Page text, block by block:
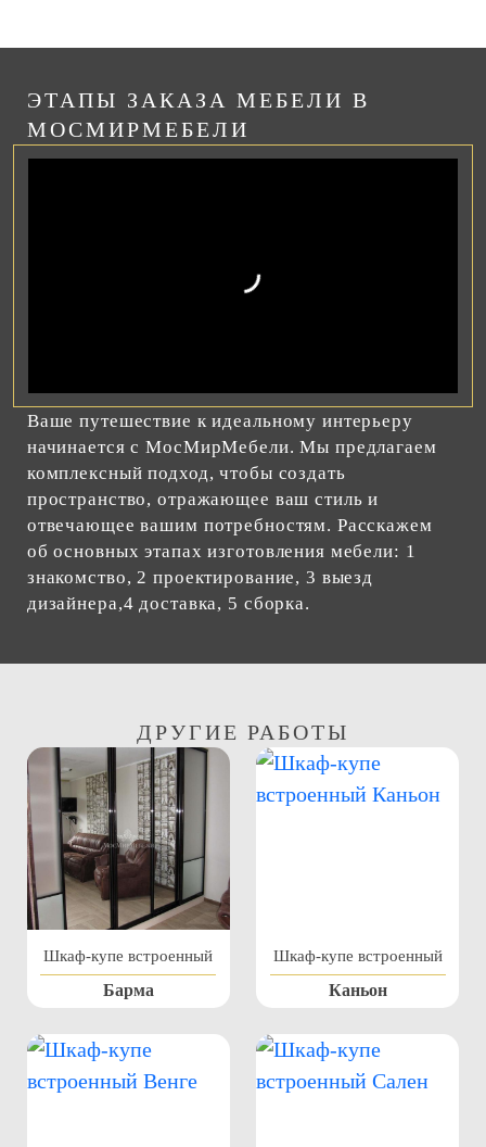
ЭТАПЫ ЗАКАЗА МЕБЕЛИ В
МОСМИРМЕБЕЛИ
Ваше путешествие к идеальному интерьеру
начинается с МосМирМебели. Мы предлагаем
комплексный подход, чтобы создать
пространство, отражающее ваш стиль и
отвечающее вашим потребностям. Расскажем
об основных этапах изготовления мебели: 1
знакомство, 2 проектирование, 3 выезд
дизайнера,4 доставка, 5 сборка.
ДРУГИЕ РАБОТЫ
Шкаф-купе встроенный
Барма
Шкаф-купе встроенный
Каньон